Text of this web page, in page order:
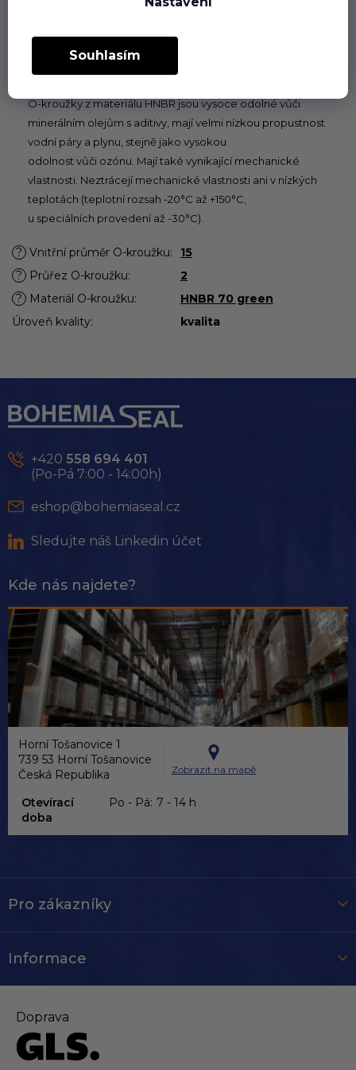
Souhlasím
povolených pro příslušný pryžový materiál.
O-kroužky z materiálu HNBR jsou vysoce odolné vůči
minerálním olejům s aditivy, mají velmi nízkou propustnost
vodní páry a plynu, stejně jako vysokou
odolnost vůči ozónu. Mají také vynikající mechanické
vlastnosti. Neztrácejí mechanické vlastnosti ani v nízkých
teplotách (teplotní rozsah -20°C až +150°C,
u speciálních provedení až -30°C).
? Vnitřní průměr O-kroužku:
15
?
Průřez O-kroužku:
2
?
Materiál O-kroužku:
HNBR 70 green
Úroveň kvality: kvalita
p
+420 558 694 401
(Po-Pá 7:00 - 14:00h)
eshop@bohemiaseal.cz
Sledujte náš Linkedin účet
Pro zákazníky
Informace
Kde nás najdete?
Horní Tošanovice 1
739 53 Horní Tošanovice
Česká Republika
Zobrazit na mapě
Otevírací
doba
Po - Pá: 7 - 14 h
Doprava